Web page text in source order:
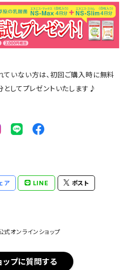
いない方は、初回ご購入時に無料
としてプレゼントいたします♪
ア LINE ポスト
式オンラインショップ
ップに質問する